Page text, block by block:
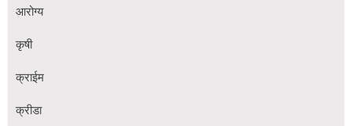
आरोग्य
कृषी
क्राईम
क्रीडा